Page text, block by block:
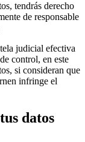
tendrás derecho
de responsable
judicial efectiva
control, en este
si consideran que
infringe el
datos